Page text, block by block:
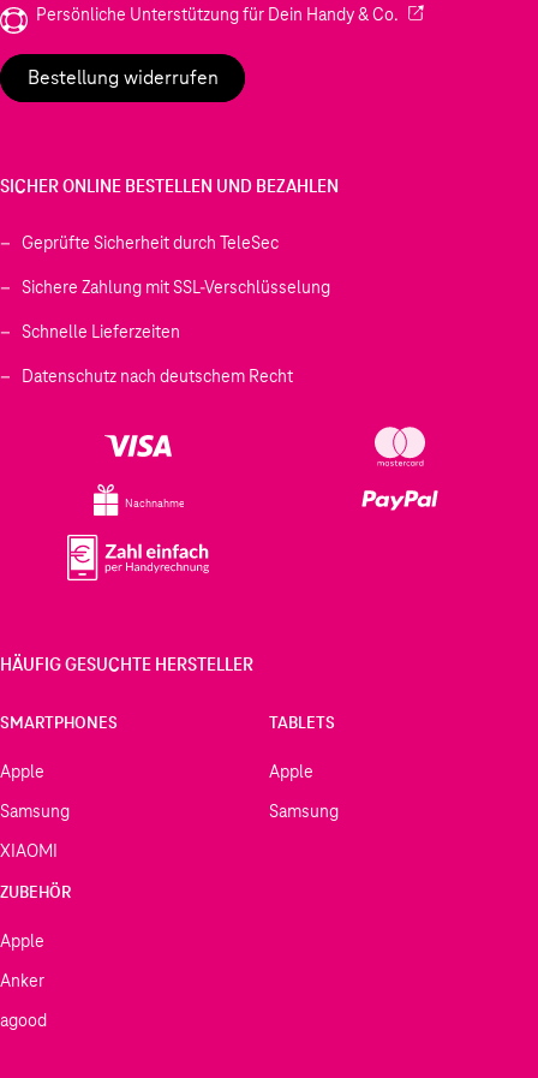
Persönliche Unterstützung für Dein Handy & Co. (Wird in einem
Bestellung widerrufen
SICHER ONLINE BESTELLEN UND BEZAHLEN
Geprüfte Sicherheit durch TeleSec
Sichere Zahlung mit SSL-Verschlüsselung
Schnelle Lieferzeiten
Datenschutz nach deutschem Recht
Nachnahme
HÄUFIG GESUCHTE HERSTELLER
SMARTPHONES
Apple
Samsung
XIAOMI
TABLETS
Apple
Samsung
ZUBEHÖR
Apple
Anker
agood